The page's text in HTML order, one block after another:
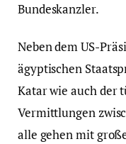
Bundeskanzler.
Neben dem US-
ägyptischen
Katar wie auch der
Vermittlungen
alle gehen mit